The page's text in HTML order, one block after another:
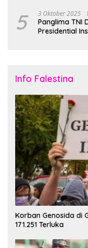
5 3 Oktober 2025
Panglima TNI
Presidential
Info Falestina
Korban Genosida di
171.251 Terluka